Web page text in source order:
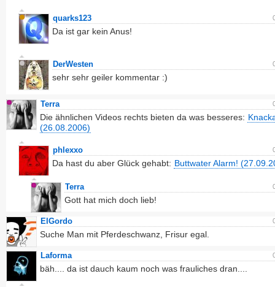
quarks123
Da ist gar kein Anus!
DerWesten
sehr sehr geiler kommentar :)
Terra
Die ähnlichen Videos rechts bieten da was besseres:
(26.08.2006)
phlexxo
Da hast du aber Glück gehabt: Buttwater Alarm!
Terra
Gott hat mich doch lieb!
ElGordo
Suche Man mit Pferdeschwanz, Frisur egal.
Laforma
bäh.... da ist dauch kaum noch was frauliches dran....